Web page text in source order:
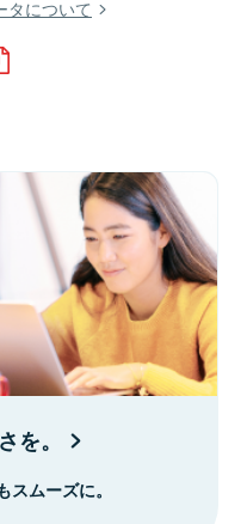
タについて
を。
ムーズに。